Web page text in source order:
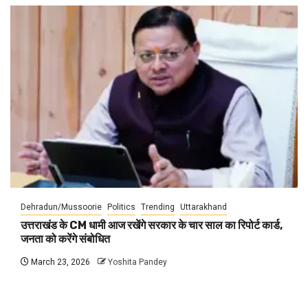
Dehradun/Mussoorie Politics Trending Uttarakhand
उत्तराखंड के CM धामी आज रखेंगे सरकार के चार साल का रिपोर्ट कार्ड,
जनता को करेंगे संबोधित
March 23, 2026 Yoshita Pandey